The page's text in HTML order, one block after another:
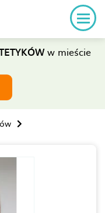
w mieście